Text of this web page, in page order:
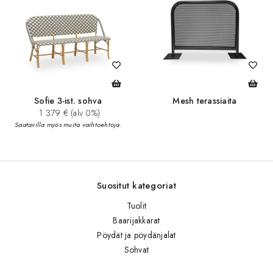
Sofie 3-ist. sohva
1 379 € (alv 0%)
Saatavilla myös muita vaihtoehtoja.
Mesh terassiaita
Suositut kategoriat
Tuolit
Baarijakkarat
Pöydät ja pöydänjalat
Sohvat